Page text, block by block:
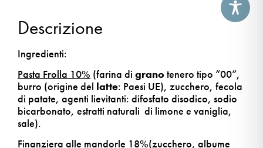
Descrizione
Ingredienti:
Pasta Frolla 10% (farina di grano tenero tipo “00”,
burro (origine del latte: Paesi UE), zucchero, fecola
di patate, agenti lievitanti: difosfato disodico, sodio
bicarbonato, estratti naturali di limone e vaniglia,
sale).
Finanziera alle mandorle 18%(zucchero, albume